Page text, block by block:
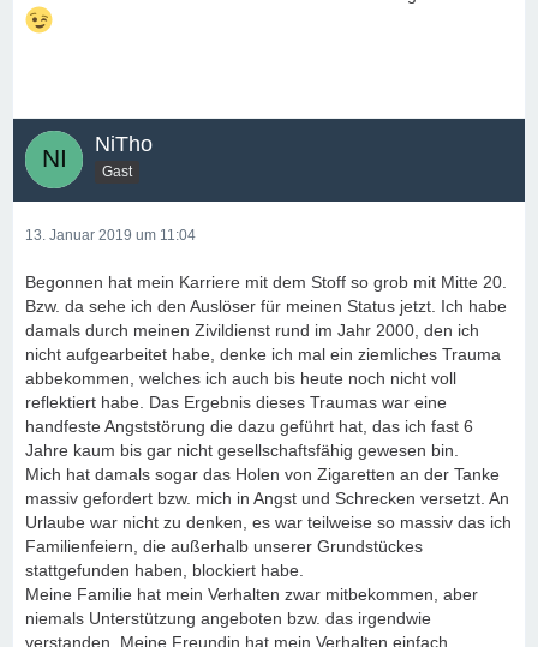
NiTho
Gast
13. Januar 2019 um 11:04
Begonnen hat mein Karriere mit dem Stoff so grob mit Mitte 20.
Bzw. da sehe ich den Auslöser für meinen Status jetzt. Ich habe
damals durch meinen Zivildienst rund im Jahr 2000, den ich
nicht aufgearbeitet habe, denke ich mal ein ziemliches Trauma
abbekommen, welches ich auch bis heute noch nicht voll
reflektiert habe. Das Ergebnis dieses Traumas war eine
handfeste Angststörung die dazu geführt hat, das ich fast 6
Jahre kaum bis gar nicht gesellschaftsfähig gewesen bin.
Mich hat damals sogar das Holen von Zigaretten an der Tanke
massiv gefordert bzw. mich in Angst und Schrecken versetzt. An
Urlaube war nicht zu denken, es war teilweise so massiv das ich
Familienfeiern, die außerhalb unserer Grundstückes
stattgefunden haben, blockiert habe.
Meine Familie hat mein Verhalten zwar mitbekommen, aber
niemals Unterstützung angeboten bzw. das irgendwie
verstanden. Meine Freundin hat mein Verhalten einfach